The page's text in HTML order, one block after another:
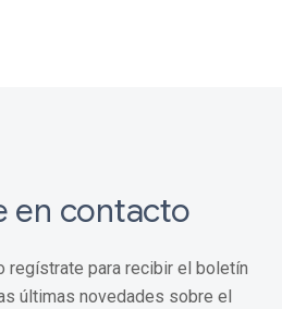
en contacto
regístrate para recibir el boletín
últimas novedades sobre el